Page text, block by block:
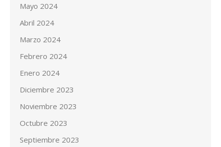
Mayo 2024
Abril 2024
Marzo 2024
Febrero 2024
Enero 2024
Diciembre 2023
Noviembre 2023
Octubre 2023
Septiembre 2023